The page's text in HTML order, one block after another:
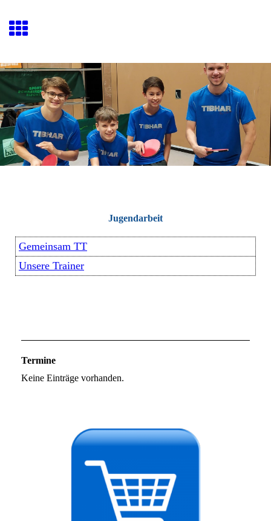
Jugendarbeit
Gemeinsam TT
Unsere Trainer
Termine
Keine Einträge vorhanden.